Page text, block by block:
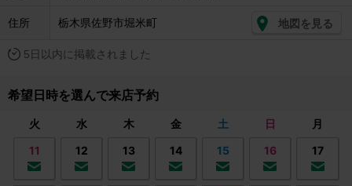
住所 栃木県佐野市堀米町 地図を見る
5日以内に掲載されました
希望日時を選んで来店予約
火 水 木 金 土 日
月
11
12 13 14 15 16 17